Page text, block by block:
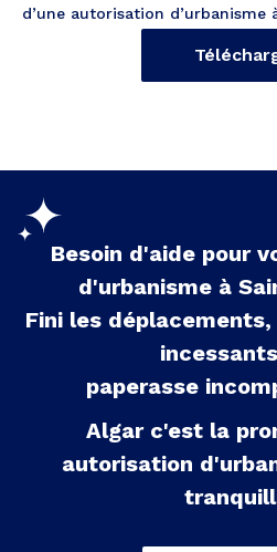
d’une autorisation d’urbanisme
Besoin d'aide pour
d'urbanisme à
Fini les
paperasse
Algar c'est la
autorisation